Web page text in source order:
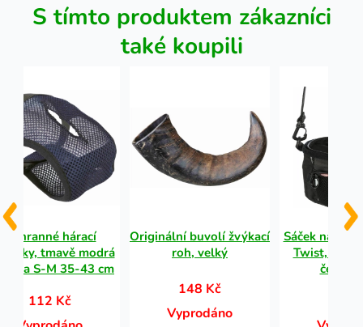
S tímto produktem zákazníci
také koupili
Ochranné hárací
tmavě modrá
S-M 35-43 cm
112 Kč
Originální buvolí žvýkací
roh, velký
148 Kč
Vyprodáno
Sáček na
Twist, ø 12
černá/